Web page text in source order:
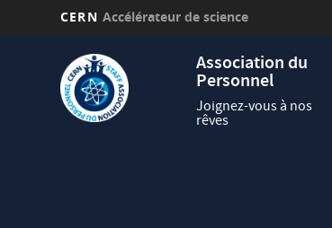
CERN Accélérateur de science
Association du
Personnel
Joignez-vous à nos
rêves